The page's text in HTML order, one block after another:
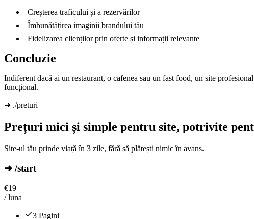
Creșterea traficului și a rezervărilor
Îmbunătățirea imaginii brandului tău
Fidelizarea clienților prin oferte și informații relevante
Concluzie
Indiferent dacă ai un restaurant, o cafenea sau un fast food, un site
funcțional.
➜ ./preturi
Prețuri mici și simple pentru site, potrivite
Site-ul tău prinde viață în 3 zile, fără să plătești nimic în avans.
➜ /start
€19
/ luna
3 Pagini